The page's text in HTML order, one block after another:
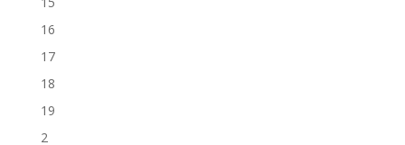
16
17
18
19
2